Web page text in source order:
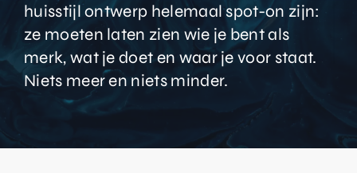
huisstijl ontwerp helemaal spot-on zijn:
ze moeten laten zien wie je bent als
merk, wat je doet en waar je voor staat.
Niets meer en niets minder.